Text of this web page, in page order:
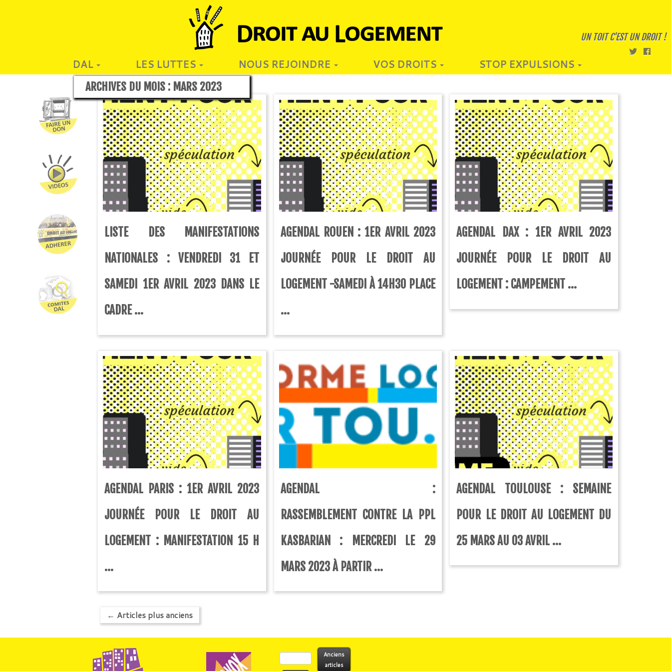
UN TOIT C'EST UN DROIT !
DAL LES LUTTES NOUS REJOINDRE VOS DROITS STOP EXPULSIONS
ARCHIVES DU MOIS : MARS 2023
LISTE DES MANIFESTATIONS
NATIONALES : VENDREDI 31 ET
SAMEDI 1ER AVRIL 2023 DANS LE
CADRE ...
AGENDAL ROUEN : 1ER AVRIL 2023
JOURNÉE POUR LE DROIT AU
LOGEMENT -SAMEDI À 14H30 PLACE
...
AGENDAL DAX : 1ER AVRIL 2023
JOURNÉE POUR LE DROIT AU
LOGEMENT : CAMPEMENT ...
AGENDAL PARIS : 1ER AVRIL 2023
JOURNÉE POUR LE DROIT AU
LOGEMENT : MANIFESTATION 15 H
...
AGENDAL :
RASSEMBLEMENT CONTRE LA PPL
KASBARIAN : MERCREDI LE 29
MARS 2023 À PARTIR ...
AGENDAL TOULOUSE : SEMAINE
POUR LE DROIT AU LOGEMENT DU
25 MARS AU 03 AVRIL ...
← Articles plus anciens
Rechercher :
Anciens
articles